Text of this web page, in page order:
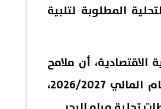
المطلوبة لتلبية
الاقتصادية، أن ملامح
خطة التنمية الاقتصادية والاجتماعية متوسطة المدى للعام المالي 2026/2027،